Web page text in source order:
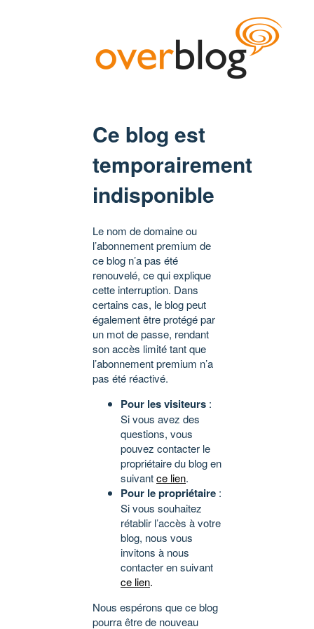
Ce blog est
temporairement
indisponible
Le nom de domaine ou
l’abonnement premium de
ce blog n’a pas été
renouvelé, ce qui explique
cette interruption. Dans
certains cas, le blog peut
également être protégé par
un mot de passe, rendant
son accès limité tant que
l’abonnement premium n’a
pas été réactivé.
Pour les visiteurs :
Si vous avez des
questions, vous
pouvez contacter le
propriétaire du blog en
suivantce lien.
Pour le propriétaire :
Si vous souhaitez
rétablir l’accès à votre
blog, nous vous
invitons à nous
contacter en suivant
ce lien.
Nous espérons que ce blog
pourra être de nouveau